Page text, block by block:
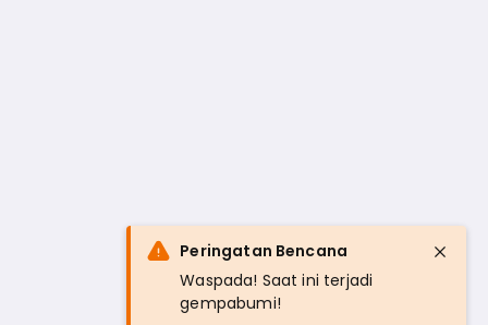
Peringatan Bencana
Waspada! Saat ini terjadi
gempabumi!